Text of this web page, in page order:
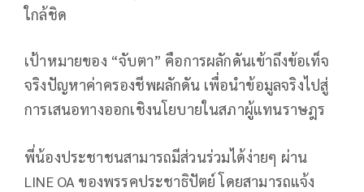
ใกล้ชิด
เป้าหมายของ “จับตา” คือการผลักดันเข้าถึงข้อเท็จ
จริงปัญหาค่าครองชีพผลักดัน เพื่อนำข้อมูลจริงไปสู่
การเสนอทางออกเชิงนโยบายในสภาผู้แทนราษฎร
พี่น้องประชาชนสามารถมีส่วนร่วมได้ง่ายๆ ผ่าน
LINE OA ของพรรคประชาธิปัตย์ โดยสามารถแจ้ง